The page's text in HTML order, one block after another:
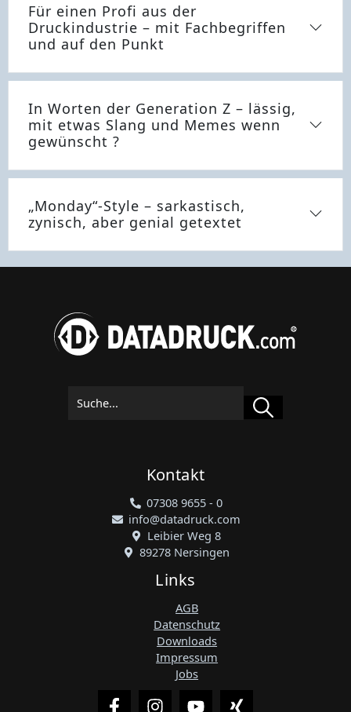
Für einen Profi aus der
Druckindustrie – mit Fachbegriffen
und auf den Punkt
In Worten der Generation Z – lässig,
mit etwas Slang und Memes wenn
gewünscht ?
„Monday“-Style – sarkastisch,
zynisch, aber genial getextet
Kontakt
07308 9655 - 0
info@datadruck.com
Leibier Weg 8
89278 Nersingen
Links
AGB
Datenschutz
Downloads
Impressum
Jobs